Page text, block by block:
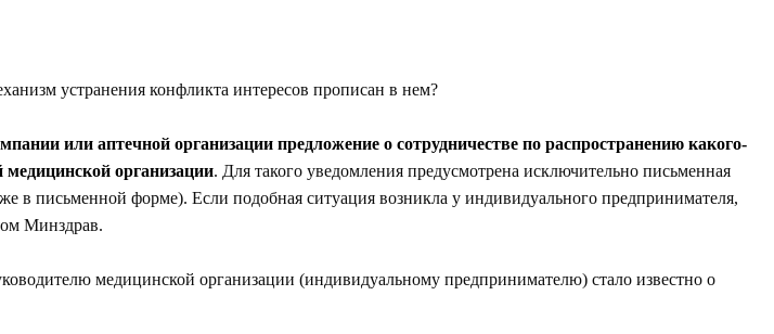
устранения конфликта интересов прописан в нем?
или аптечной организации предложение о сотрудничестве по распространению какого-
медицинской организации. Для такого уведомления предусмотрена исключительно письменная
в письменной форме). Если подобная ситуация возникла у индивидуального предпринимателя,
Минздрав.
медицинской организации (индивидуальному предпринимателю) стало известно о